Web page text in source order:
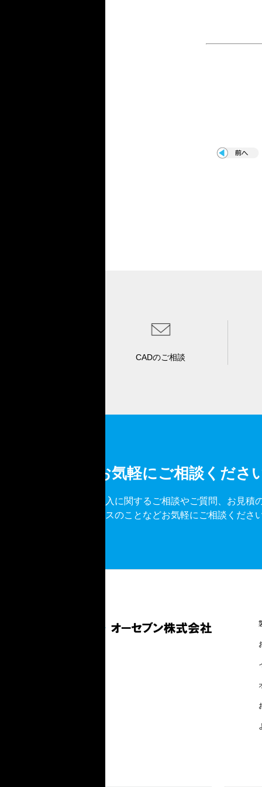
CADのご相談
お気軽にご相談くださ
導入に関するご相談やご質問、お見
ビスのことなどお気軽にご相談くださ